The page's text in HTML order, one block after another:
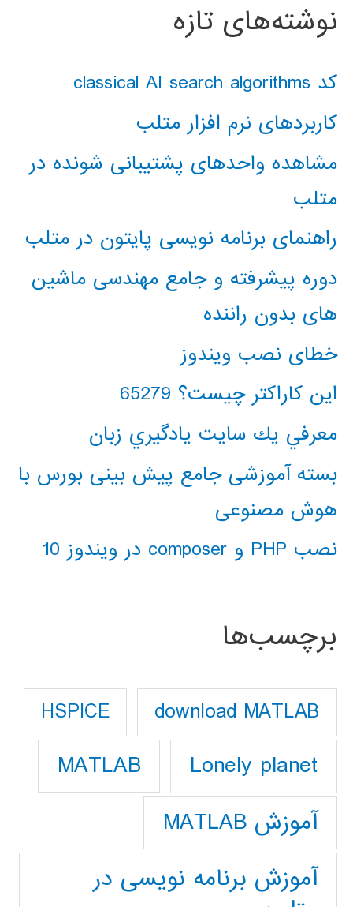
نوشته‌های تازه
کد classical AI search algorithms
کاربردهای نرم افزار متلب
مشاهده واحدهای پشتیبانی شونده در
متلب
راهنمای برنامه نویسی پایتون در متلب
دوره پیشرفته و جامع مهندسی ماشین
های بدون راننده
خطای نصب ویندوز
این کاراکتر چیست؟ 65279
معرفي يك سايت يادگيري زبان
بسته آموزشی جامع پیش بینی بورس با
هوش مصنوعی
نصب PHP و composer در ویندوز 10
برچسب‌ها
download MATLAB
HSPICE
Lonely planet
MATLAB
آموزش MATLAB
آموزش برنامه نویسی در